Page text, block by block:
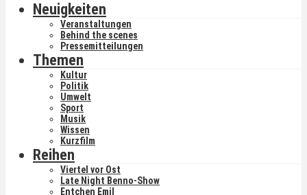
Neuigkeiten
Veranstaltungen
Behind the scenes
Pressemitteilungen
Themen
Kultur
Politik
Umwelt
Sport
Musik
Wissen
Kurzfilm
Reihen
Viertel vor Ost
Late Night Benno-Show
Entchen Emil